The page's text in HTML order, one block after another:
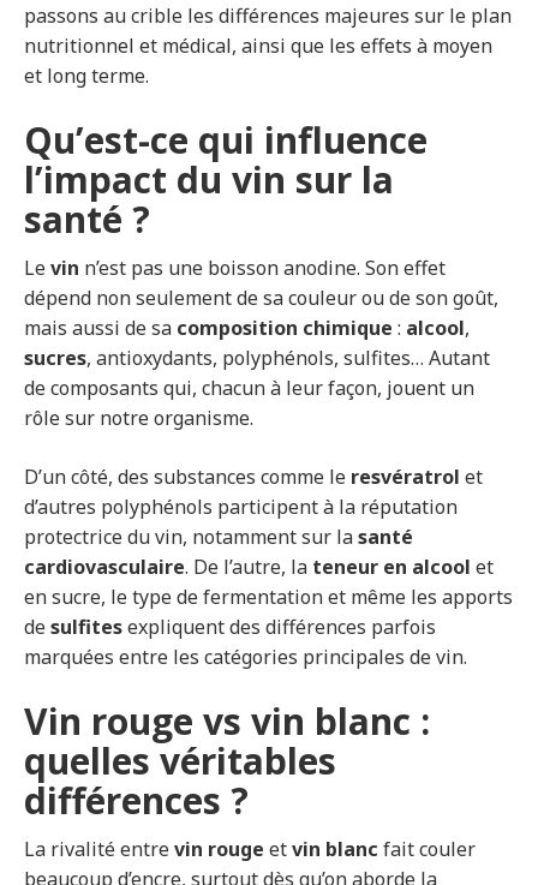
passons au crible les différences majeures sur le plan
nutritionnel et médical, ainsi que les effets à moyen
et long terme.
Qu’est-ce qui influence
l’impact du vin sur la
santé ?
Levin n’est pas une boisson anodine. Son effet
dépend non seulement de sa couleur ou de son goût,
mais aussi de sa composition chimique : alcool,
sucres, antioxydants, polyphénols, sulfites… Autant
de composants qui, chacun à leur façon, jouent un
rôle sur notre organisme.
D’un côté, des substances comme le resvératrol et
d’autres polyphénols participent à la réputation
protectrice du vin, notamment sur lasanté
cardiovasculaire. De l’autre, la teneur en alcool et
en sucre, le type de fermentation et même les apports
desulfitesexpliquent des différences parfois
marquées entre les catégories principales de vin.
Vin rouge vs vin blanc :
quelles véritables
différences ?
La rivalité entrevin rouge etvin blanc fait couler
beaucoup d’encre, surtout dès qu’on aborde la